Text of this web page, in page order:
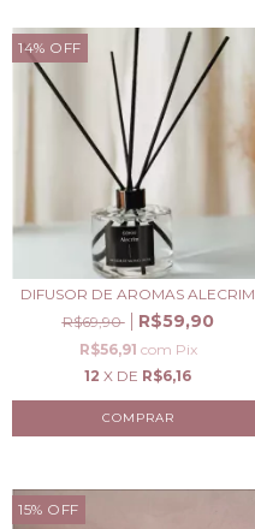
14% OFF
DIFUSOR DE AROMAS ALECRIM
R$69,90
R$59,90
R$56,91 com Pix
12 X DE R$6,16
15% OFF